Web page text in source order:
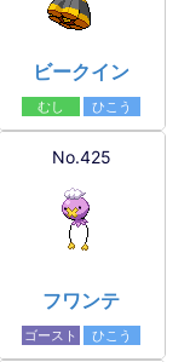
ビークイン
むし ひこう
No.425
フワンテ
ゴースト ひこう